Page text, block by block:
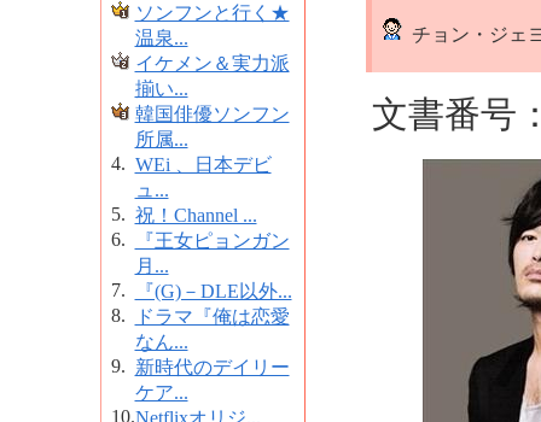
ソンフンと行く★
温泉...
イケメン＆実力派
揃い...
韓国俳優ソンフン
所属...
4. WEi 、日本デビ
ュ...
5. 祝！Channel ...
6.
『王女ピョンガン
月...
7.
『(G)－DLE以外...
8.
ドラマ『俺は恋愛
なん...
9. 新時代のデイリー
ケア...
10.Netflixオリジ...
チョン・ジェ
文書番号